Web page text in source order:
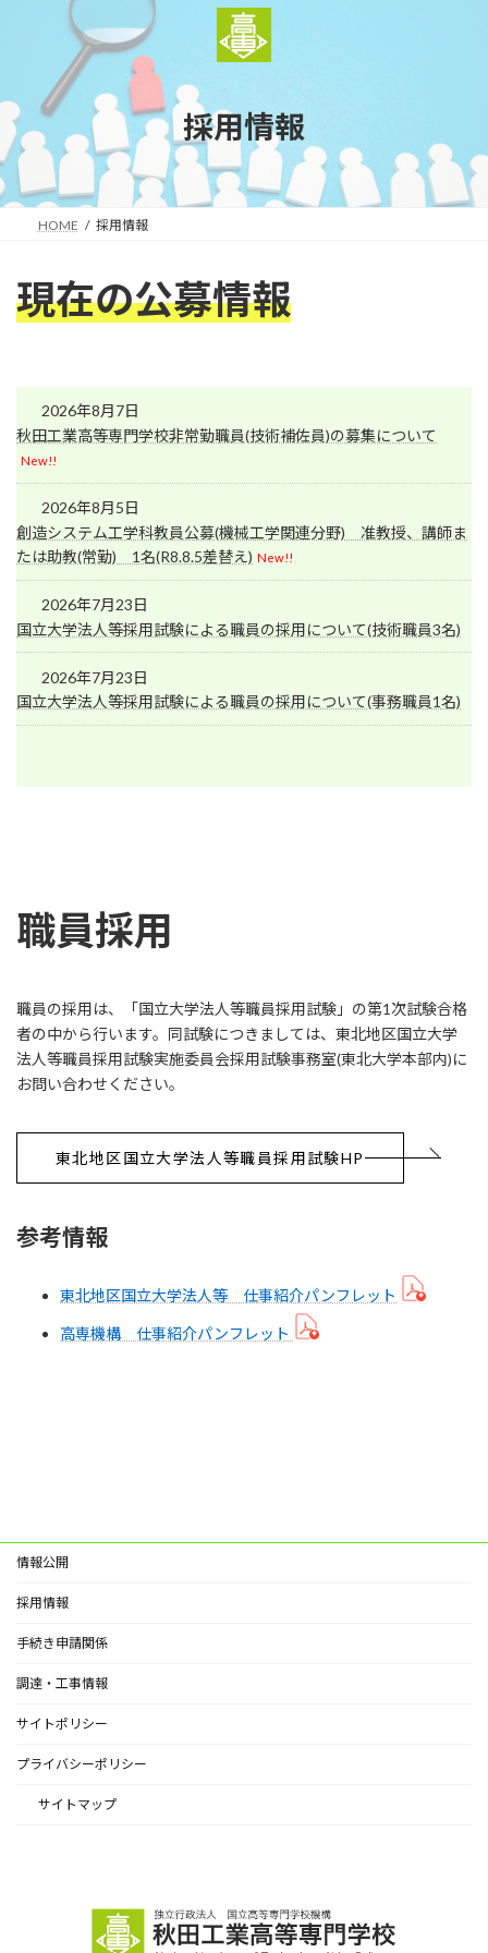
ツ
へ
ス
キ
ッ
プ
シ
ョ
ン
に
移
動
採用情報
HOME 採用情報
現在の公募情報
2026年8月7日
秋田工業高等専門学校非常勤職員(技術補佐員)の募集について
New!!
2026年8月5日
創造システム工学科教員公募(機械工学関連分野) 准教授、講師ま
たは助教(常勤) 1名(R8.8.5差替え) New!!
2026年7月23日
国立大学法人等採用試験による職員の採用について(技術職員3名)
2026年7月23日
国立大学法人等採用試験による職員の採用について(事務職員1名)
職員採用
職員の採用は、「国立大学法人等職員採用試験」の第1次試験合格
者の中から行います。同試験につきましては、東北地区国立大学
法人等職員採用試験実施委員会採用試験事務室(東北大学本部内)に
お問い合わせください。
東北地区国立大学法人等職員採用試験HP
参考情報
東北地区国立大学法人等 仕事紹介パンフレット
高専機構 仕事紹介パンフレット
情報公開
採用情報
手続き申請関係
調達・工事情報
サイトポリシー
プライバシーポリシー
サイトマップ